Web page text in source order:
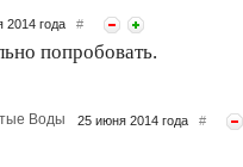
2014 года #
попробовать.
Воды 25 июня 2014 года #